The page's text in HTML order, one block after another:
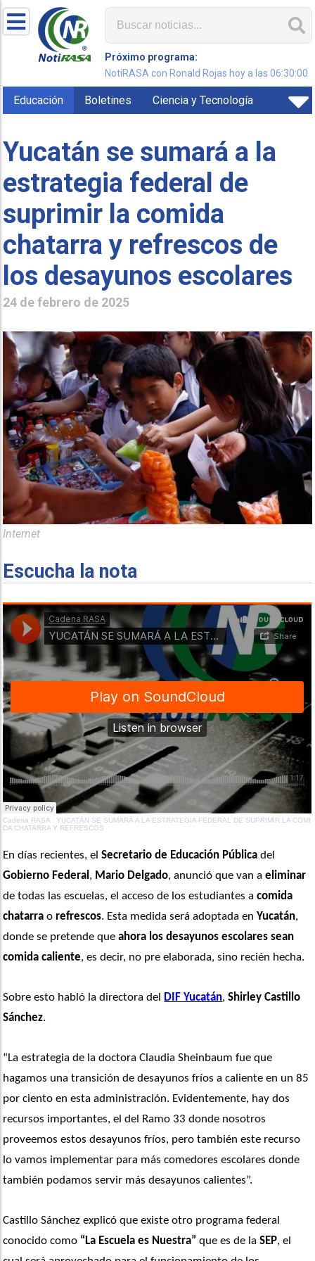
Próximo programa:
NotiRASA con Ronald Rojas hoy a las 06:30:00
Educación Boletines Ciencia y Tecnología
Yucatán se sumará a la
estrategia federal de
suprimir la comida
chatarra y refrescos de
los desayunos escolares
24 de febrero de 2025
Internet
Escucha la nota
Cadena RASA ·YUCATÁN SE SUMARÁ A LA ESTRATEGIA FEDERAL DE SUPRIMIR LA COMI
DA CHATARRA Y REFRESCOS
En días recientes, el Secretario de Educación Pública
Gobierno Federal , Mario Delgado, anunció que van a eliminar
de todas las escuelas, el acceso de los estudiantes a comida
chatarra o refrescos. Esta medida será adoptada en Yucatán,
donde se pretende que ahora los desayunos escolares sean
comida caliente, es decir, no pre elaborada, sino recién hecha.
Sobre esto habló la directora del DIF Yucatán, Shirley Castillo
Sánchez.
“La estrategia de la doctora Claudia Sheinbaum fue que
hagamos una transición de desayunos fríos a caliente en un 85
por ciento en esta administración. Evidentemente, hay dos
recursos importantes, el del Ramo 33 donde nosotros
proveemos estos desayunos fríos, pero también este recurso
lo vamos implementar para más comedores escolares donde
también podamos servir más desayunos calientes”.
Castillo Sánchez explicó que existe otro programa federal
conocido como “La Escuela es Nuestra” que es de la SEP, el